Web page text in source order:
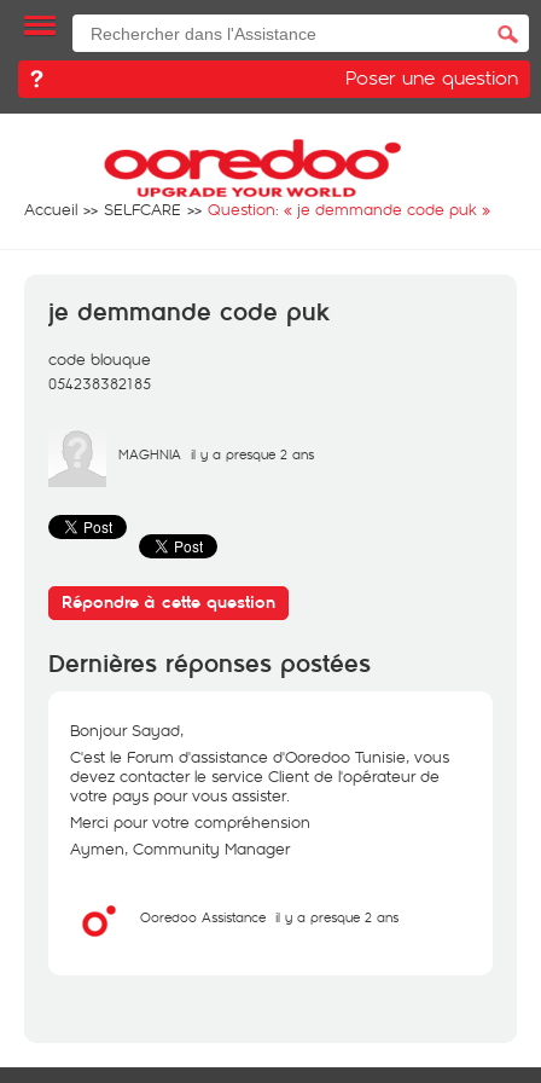
Poser une question
Accueil SELFCARE Question: « je demmande code puk »
je demmande code puk
code blouque
054238382185
MAGHNIA il y a presque 2 ans
Répondre à cette question
Dernières réponses postées
Bonjour Sayad,
C'est le Forum d'assistance d'Ooredoo Tunisie, vous
devez contacter le service Client de l'opérateur de
votre pays pour vous assister.
Merci pour votre compréhension
Aymen, Community Manager
Ooredoo Assistance il y a presque 2 ans